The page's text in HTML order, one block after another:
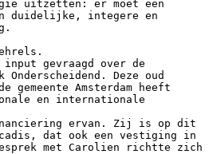
uitzetten: er moet een
duidelijke, integere en
gevraagd over de
Deze oud
gemeente Amsterdam heeft
en internationale
ervan. Zij is op dit
dat ook een vestiging in
met Carolien richtte zich